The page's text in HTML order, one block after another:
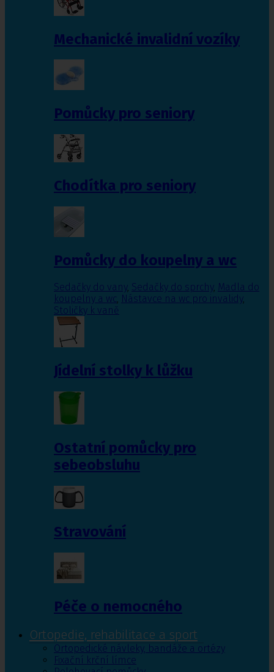
Mechanické invalidní vozíky
Pomůcky pro seniory
Chodítka pro seniory
Pomůcky do koupelny a wc
Sedačky do vany, Sedačky do sprchy, Madla do
koupelny a wc, Nástavce na wc pro invalidy,
Stoličky k vaně
Jídelní stolky k lůžku
Ostatní pomůcky pro
sebeobsluhu
Stravování
Péče o nemocného
Ortopedie, rehabilitace a sport
Ortopedické návleky, bandáže a ortézy
Fixační krční límce